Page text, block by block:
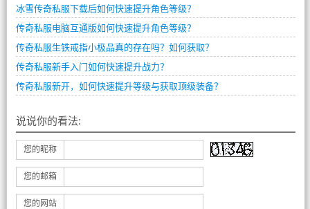
冰雪传奇私服下载后如何快速提升角色等级？
传奇私服电脑互通版如何快速提升角色等级？
传奇私服生铁戒指小极品真的存在吗？如何获取？
传奇私服新手入门如何快速提升战力？
传奇私服新开，如何快速提升等级与获取顶级装备？
说说你的看法:
您的昵称
您的邮箱
您的网站